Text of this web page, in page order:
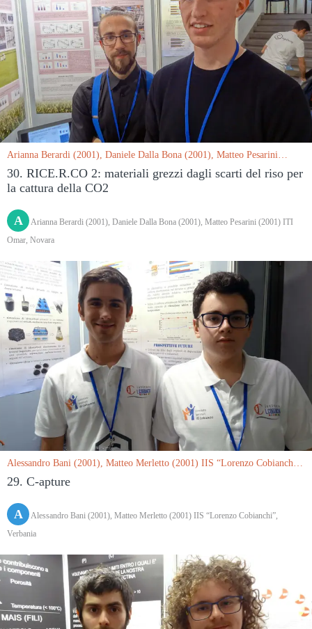
Arianna Berardi (2001), Daniele Dalla Bona (2001), Matteo Pesarini
30. RICE.R.CO 2: materiali grezzi dagli scarti del riso per
la cattura della CO2
A
Arianna Berardi (2001), Daniele Dalla Bona (2001), Matteo Pesarini (2001) ITI
Omar, Novara
Alessandro Bani (2001), Matteo Merletto (2001) IIS “Lorenzo Cobianchi”,
29. C-apture
A
Alessandro Bani (2001), Matteo Merletto (2001) IIS “Lorenzo Cobianchi”,
Verbania